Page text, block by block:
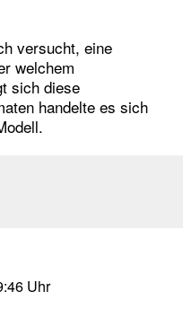
versucht, eine
welchem
sich diese
handelte es sich
Uhr